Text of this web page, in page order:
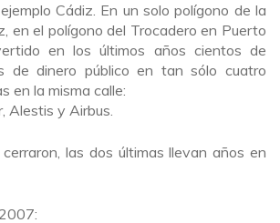
Cádiz. En un solo polígono de la
en el polígono del Trocadero en Puerto
en los últimos años cientos de
de dinero público en tan sólo cuatro
en la misma calle:
Alestis y Airbus.
las dos últimas llevan años en